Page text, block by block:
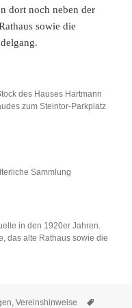
dort noch neben der
sowie die
des Hauses Hartmann
zum Steintor-Parkplatz
Sammlung
in den 1920er Jahren.
das alte Rathaus sowie die
,Vereinshinweise